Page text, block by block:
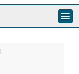
Contacto
Quejas y Sugerencias
|